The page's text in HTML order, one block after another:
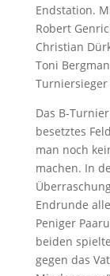
Endstation.
Robert
Christian
Toni
Turniersieger
Das B-
besetztes
man noch
machen. In
Endrunde
Peniger
beiden
gegen das